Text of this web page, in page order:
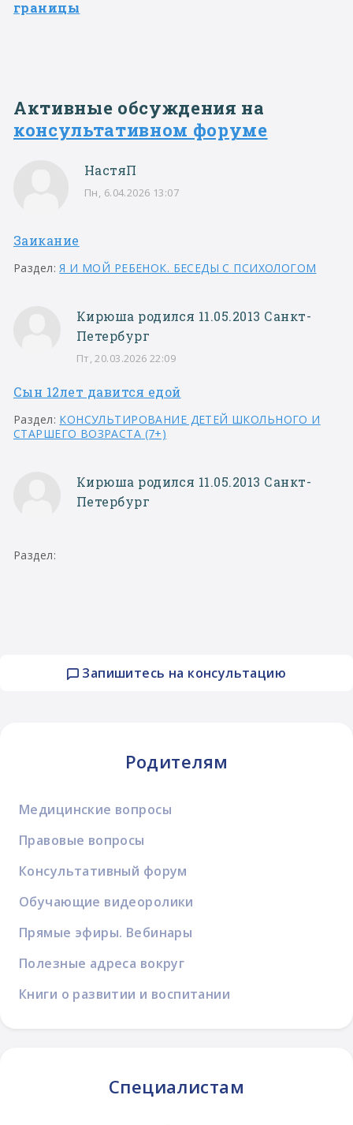
Запишитесь на консультацию
Родителям
Медицинские вопросы
Правовые вопросы
Консультативный форум
Обучающие видеоролики
Прямые эфиры. Вебинары
Полезные адреса вокруг
Книги о развитии и воспитании
Специалистам
границы
Активные обсуждения на
консультативном форуме
НастяП
Пн, 6.04.2026 13:07
Заикание
Раздел:Я И МОЙ РЕБЕНОК. БЕСЕДЫ С ПСИХОЛОГОМ
Кирюша родился 11.05.2013 Санкт-
Петербург
Пт, 20.03.2026 22:09
Сын 12лет давится едой
Раздел: КОНСУЛЬТИРОВАНИЕ ДЕТЕЙ ШКОЛЬНОГО И
СТАРШЕГО ВОЗРАСТА (7+)
Кирюша родился 11.05.2013 Санкт-
Петербург
Раздел: